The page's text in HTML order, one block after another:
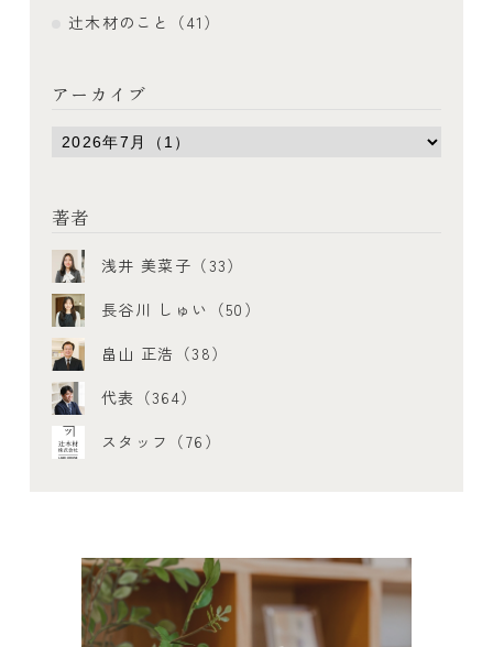
辻木材のこと（41）
アーカイブ
著者
浅井 美菜子（33）
長谷川 しゅい（50）
畠山 正浩（38）
代表（364）
スタッフ（76）